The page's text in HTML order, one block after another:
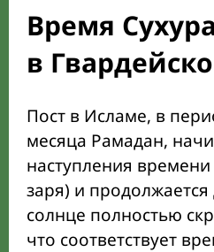
Время
в
Пост в Исламе, в
месяца Рамадан,
наступления
заря) и
солнце полностью
что соответствует